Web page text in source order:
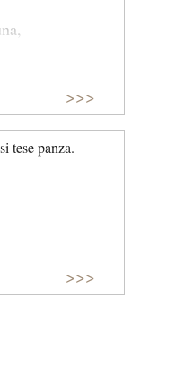
>>>
tese panza.
>>>